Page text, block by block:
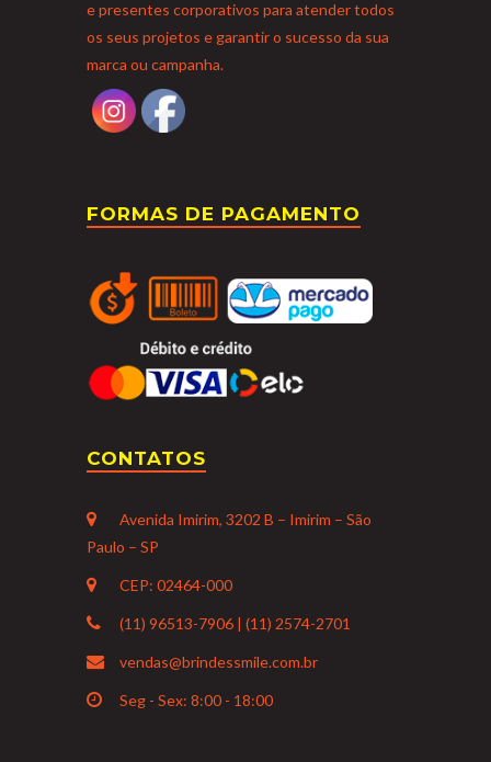
e presentes corporativos para atender todos
os seus projetos e garantir o sucesso da sua
marca ou campanha.
FORMAS DE PAGAMENTO
CONTATOS
Avenida Imirim, 3202 B – Imirim – São
Paulo – SP
CEP: 02464-000
(11) 96513-7906 | (11) 2574-2701
vendas@brindessmile.com.br
Seg - Sex: 8:00 - 18:00